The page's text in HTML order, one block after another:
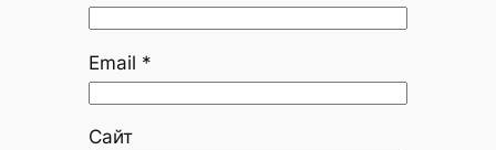
Email *
Сайт